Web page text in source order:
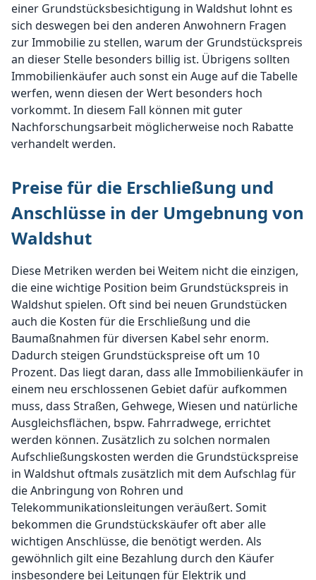
einer Grundstücksbesichtigung in Waldshut lohnt es
sich deswegen bei den anderen Anwohnern Fragen
zur Immobilie zu stellen, warum der Grundstückspreis
an dieser Stelle besonders billig ist. Übrigens sollten
Immobilienkäufer auch sonst ein Auge auf die Tabelle
werfen, wenn diesen der Wert besonders hoch
vorkommt. In diesem Fall können mit guter
Nachforschungsarbeit möglicherweise noch Rabatte
verhandelt werden.
Preise für die Erschließung und
Anschlüsse in der Umgebnung von
Waldshut
Diese Metriken werden bei Weitem nicht die einzigen,
die eine wichtige Position beim Grundstückspreis in
Waldshut spielen. Oft sind bei neuen Grundstücken
auch die Kosten für die Erschließung und die
Baumaßnahmen für diversen Kabel sehr enorm.
Dadurch steigen Grundstückspreise oft um 10
Prozent. Das liegt daran, dass alle Immobilienkäufer in
einem neu erschlossenen Gebiet dafür aufkommen
muss, dass Straßen, Gehwege, Wiesen und natürliche
Ausgleichsflächen, bspw. Fahrradwege, errichtet
werden können. Zusätzlich zu solchen normalen
Aufschließungskosten werden die Grundstückspreise
in Waldshut oftmals zusätzlich mit dem Aufschlag für
die Anbringung von Rohren und
Telekommunikationsleitungen veräußert. Somit
bekommen die Grundstückskäufer oft aber alle
wichtigen Anschlüsse, die benötigt werden. Als
gewöhnlich gilt eine Bezahlung durch den Käufer
insbesondere bei Leitungen für Elektrik und